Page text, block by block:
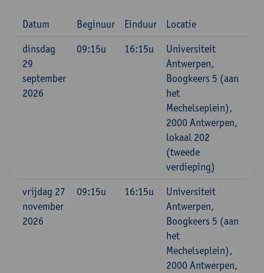
Datum Beginuur Einduur
Locatie
dinsdag
29
september
2026
09:15u 16:15u
Universiteit
Antwerpen,
Boogkeers 5 (aan
het
Mechelseplein),
2000 Antwerpen,
lokaal 202
(tweede
verdieping)
vrijdag 27
november
2026
09:15u 16:15u
Universiteit
Antwerpen,
Boogkeers 5 (aan
het
Mechelseplein),
2000 Antwerpen,